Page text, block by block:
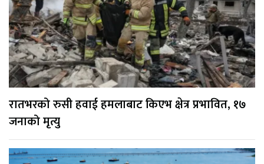
रातभरको रुसी हवाई हमलाबाट किएभ क्षेत्र प्रभावित, १७
जनाको मृत्यु